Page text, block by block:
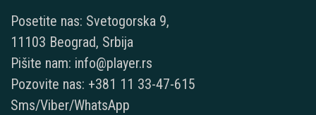
Posetite nas: Svetogorska 9,
11103 Beograd, Srbija
Pišite nam: info@player.rs
Pozovite nas: +381 11 33-47-615
Sms/Viber/WhatsApp